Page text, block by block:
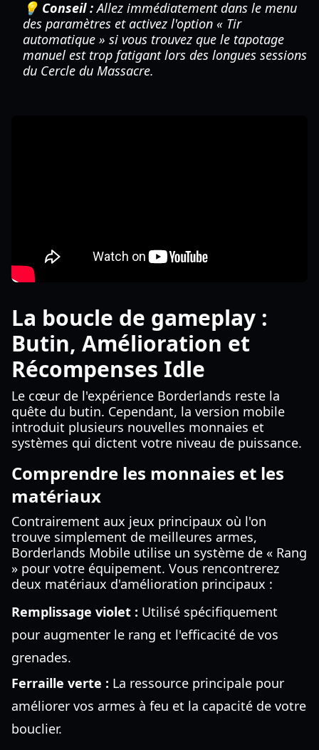
💡 Conseil :Allez immédiatement dans le menu
des paramètres et activez l'option « Tir
automatique » si vous trouvez que le tapotage
manuel est trop fatigant lors des longues sessions
du Cercle du Massacre.
La boucle de gameplay :
Butin, Amélioration et
Récompenses Idle
Le cœur de l'expérience Borderlands reste la
quête du butin. Cependant, la version mobile
introduit plusieurs nouvelles monnaies et
systèmes qui dictent votre niveau de puissance.
Comprendre les monnaies et les
matériaux
Contrairement aux jeux principaux où l'on
trouve simplement de meilleures armes,
Borderlands Mobile utilise un système de « Rang
» pour votre équipement. Vous rencontrerez
deux matériaux d'amélioration principaux :
Remplissage violet : Utilisé spécifiquement
pour augmenter le rang et l'efficacité de vos
grenades.
Ferraille verte : La ressource principale pour
améliorer vos armes à feu et la capacité de votre
bouclier.